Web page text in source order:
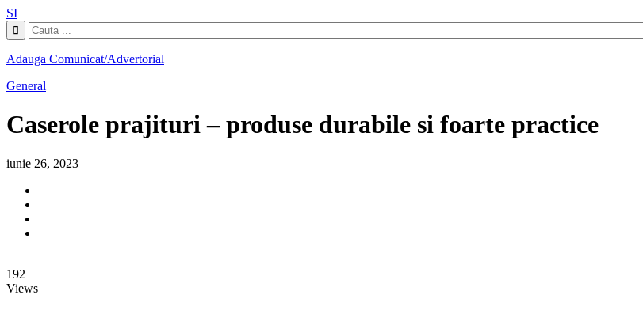
SI
Adauga Comunicat/Advertorial
General
Caserole prajituri – produse durabile si foarte practice
iunie 26, 2023
192
Views